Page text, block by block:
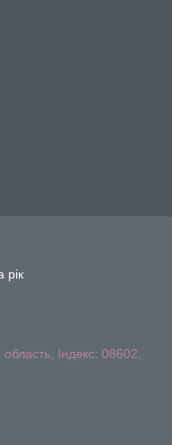
рік
Індекс: 08602,